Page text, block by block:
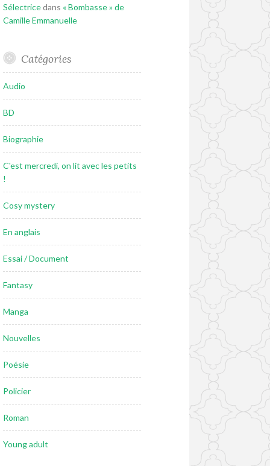
Sélectricedans « Bombasse » de
Camille Emmanuelle
Catégories
Audio
BD
Biographie
C'est mercredi, on lit avec les petits
!
Cosy mystery
En anglais
Essai / Document
Fantasy
Manga
Nouvelles
Poésie
Policier
Roman
Young adult